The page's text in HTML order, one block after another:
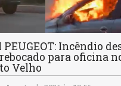
PEUGEOT: Incêndio
para oficina
Velho